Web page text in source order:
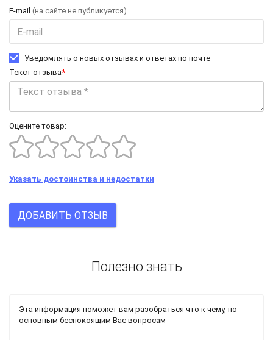
E-mail (на сайте не публикуется)
Уведомлять о новых отзывах и ответах по почте
Текст отзыва*
Оцените товар:
Указать достоинства и недостатки
ДОБАВИТЬ ОТЗЫВ
Полезно знать
Эта информация поможет вам разобраться что к чему, по
основным беспокоящим Вас вопросам